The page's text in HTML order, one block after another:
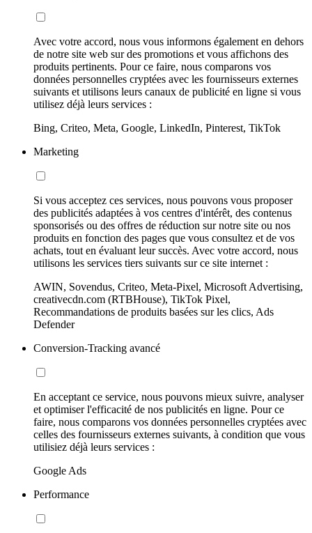
Avec votre accord, nous vous informons également en dehors
de notre site web sur des promotions et vous affichons des
produits pertinents. Pour ce faire, nous comparons vos
données personnelles cryptées avec les fournisseurs externes
suivants et utilisons leurs canaux de publicité en ligne si vous
utilisez déjà leurs services :
Bing, Criteo, Meta, Google, LinkedIn, Pinterest, TikTok
Marketing
Si vous acceptez ces services, nous pouvons vous proposer
des publicités adaptées à vos centres d'intérêt, des contenus
sponsorisés ou des offres de réduction sur notre site ou nos
produits en fonction des pages que vous consultez et de vos
achats, tout en évaluant leur succès. Avec votre accord, nous
utilisons les services tiers suivants sur ce site internet :
AWIN, Sovendus, Criteo, Meta-Pixel, Microsoft Advertising,
creativecdn.com (RTBHouse), TikTok Pixel,
Recommandations de produits basées sur les clics, Ads
Defender
Conversion-Tracking avancé
En acceptant ce service, nous pouvons mieux suivre, analyser
et optimiser l'efficacité de nos publicités en ligne. Pour ce
faire, nous comparons vos données personnelles cryptées avec
celles des fournisseurs externes suivants, à condition que vous
utilisiez déjà leurs services :
Google Ads
Performance